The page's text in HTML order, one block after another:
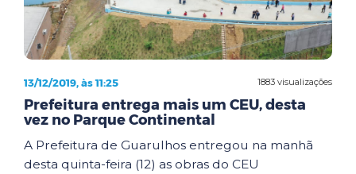
1883 visualizações
13/12/2019, às 11:25
Prefeitura entrega mais um CEU, desta
vez no Parque Continental
A Prefeitura de Guarulhos entregou na manhã
desta quinta-feira (12) as obras do CEU